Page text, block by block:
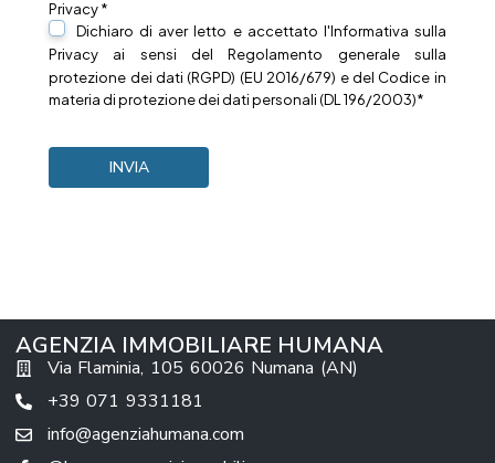
Privacy *
Dichiaro di aver letto e accettato l'Informativa sulla
Privacy ai sensi del Regolamento generale sulla
protezione dei dati (RGPD) (EU 2016/679) e del Codice in
materia di protezione dei dati personali (DL 196/2003)*
AGENZIA IMMOBILIARE HUMANA
Via Flaminia, 105 60026 Numana (AN)
+39 071 9331181
info@agenziahumana.com